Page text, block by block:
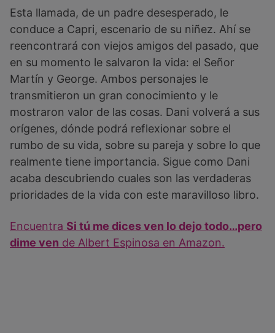
Esta llamada, de un padre desesperado, le
conduce a Capri, escenario de su niñez. Ahí se
reencontrará con viejos amigos del pasado, que
en su momento le salvaron la vida: el Señor
Martín y George. Ambos personajes le
transmitieron un gran conocimiento y le
mostraron valor de las cosas. Dani volverá a sus
orígenes, dónde podrá reflexionar sobre el
rumbo de su vida, sobre su pareja y sobre lo que
realmente tiene importancia. Sigue como Dani
acaba descubriendo cuales son las verdaderas
prioridades de la vida con este maravilloso libro.
Encuentra Si tú me dices ven lo dejo todo…pero
dime ven de Albert Espinosa en Amazon.